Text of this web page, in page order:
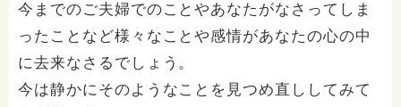
今までのご夫婦でのことやあなたがなさってしま
ったことなど様々なことや感情があなたの心の中
に去来なさるでしょう。
今は静かにそのようなことを見つめ直ししてみて